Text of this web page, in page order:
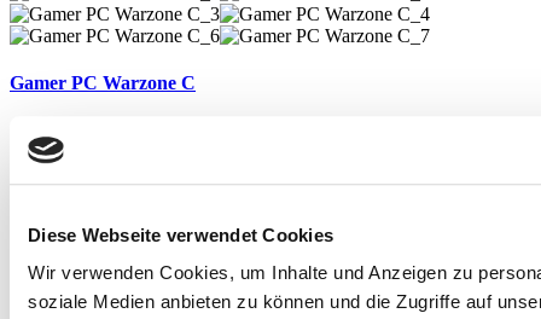
Diese Webseite verwendet Cookies
Wir verwenden Cookies, um Inhalte und Anzeigen zu
soziale Medien anbieten zu können und die Zugriffe auf
Gamer PC Warzone C
3.7 GHz - 24 Kerne
Grafik
Crucial
Arbeitsspeicher